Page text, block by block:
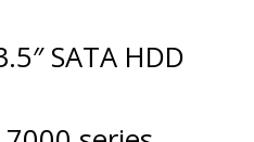
SATA HDD